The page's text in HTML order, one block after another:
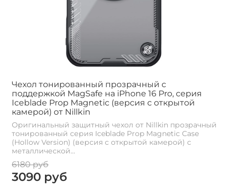
Чехол тонированный прозрачный с
поддержкой MagSafe на iPhone 16 Pro, серия
Iceblade Prop Magnetic (версия с открытой
камерой) от Nillkin
Оригинальный защитный чехол от Nillkin прозрачный
тонированный серия Iceblade Prop Magnetic Case
(Hollow Version) (версия с открытой камерой) с
металлической...
6180 руб
3090 руб